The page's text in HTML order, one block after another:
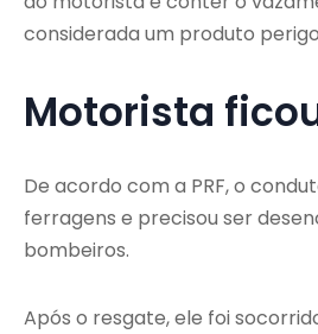
considerada um produto
Motorista
De acordo com a PRF, o
ferragens e precisou ser
bombeiros.
Após o resgate, ele foi